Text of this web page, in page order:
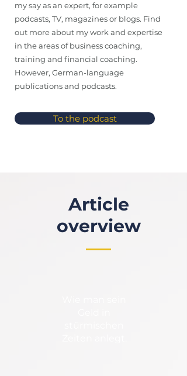
my say as an expert, for example
podcasts, TV, magazines or blogs. Find
out more about my work and expertise
in the areas of business coaching,
training and financial coaching.
However, German-language
publications and podcasts.
To the podcast
Article
overview